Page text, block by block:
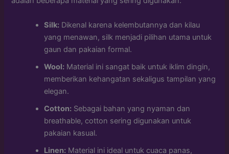
Silk: Dikenal karena kelembutannya dan kilau
yang menawan, silk menjadi pilihan utama untuk
gaun dan pakaian formal.
Wool: Material ini sangat baik untuk iklim dingin,
memberikan kehangatan sekaligus tampilan yang
elegan.
Cotton: Sebagai bahan yang nyaman dan
breathable, cotton sering digunakan untuk
pakaian kasual.
Linen: Material ini ideal untuk cuaca panas,